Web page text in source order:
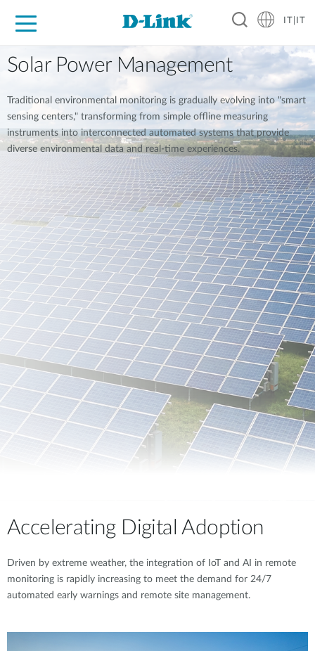
Per privati
Per aziende
Per industrie
Dove Acquistare
Supporto
Risorse
Partner
IT|IT
Solar Power Management
Traditional environmental monitoring is gradually evolving into "smart
sensing centers," transforming from simple offline measuring
instruments into interconnected automated systems that provide
diverse environmental data and real-time experiences.
Accelerating Digital Adoption
Driven by extreme weather, the integration of IoT and AI in remote
monitoring is rapidly increasing to meet the demand for 24/7
automated early warnings and remote site management.